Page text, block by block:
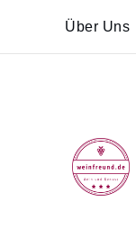
content
Über Uns